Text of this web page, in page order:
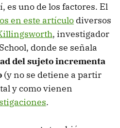
es uno de los factores. El
en este artículo diversos
, investigador
donde se señala
del sujeto incrementa
(y no se detiene a partir
y como vienen
.